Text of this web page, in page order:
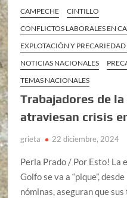
CAMPECHE
CINTILLO
CONFLICTOS LABORALES EN
EXPLOTACIÓN Y
NOTICIAS NACIONALES
TEMAS NACIONALES
Trabajadores de la
atraviesan crisis
grieta 22 diciembre, 2024
Perla Prado / Por Esto! La
Golfo se va a “pique”,
nóminas, aseguran que